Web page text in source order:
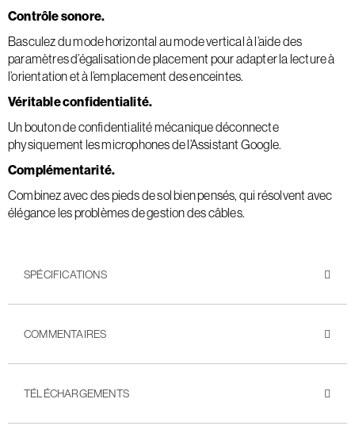
Contrôle sonore.
Basculez du mode horizontal au mode vertical à l’aide des
paramètres d’égalisation de placement pour adapter la lecture à
l’orientation et à l’emplacement des enceintes.
Véritable confidentialité.
Un bouton de confidentialité mécanique déconnecte
physiquement les microphones de l’Assistant Google.
Complémentarité.
Combinez avec des pieds de sol bien pensés, qui résolvent avec
élégance les problèmes de gestion des câbles.
SPÉCIFICATIONS
COMMENTAIRES
TÉLÉCHARGEMENTS